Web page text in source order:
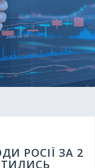
РОСІЇ ЗА 2